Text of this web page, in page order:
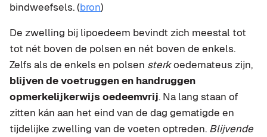
bindweefsels. (bron)
De zwelling bij lipoedeem bevindt zich meestal tot
tot nét boven de polsen en nét boven de enkels.
Zelfs als de enkels en polsen sterkoedemateus zijn,
blijven de voetruggen en handruggen
opmerkelijkerwijs oedeemvrij. Na lang staan of
zitten kán aan het eind van de dag gematigde en
tijdelijke zwelling van de voeten optreden. Blijvende